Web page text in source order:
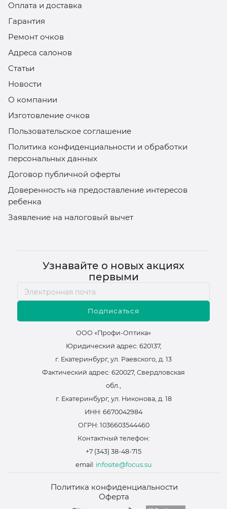
Оплата и доставка
Гарантия
Ремонт очков
Адреса салонов
Статьи
Новости
О компании
Изготовление очков
Пользовательское соглашение
Политика конфиденциальности и обработки
персональных данных
Договор публичной оферты
Доверенность на предоставление интересов
ребенка
Заявление на налоговый вычет
Узнавайте о новых акциях
первыми
Подписаться
ООО «Профи-Оптика»
Юридический адрес: 620137,
г. Екатеринбург, ул. Раевского, д. 13
Фактический адрес: 620027, Свердловская
обл.,
г. Екатеринбург, ул. Никонова, д. 18
ИНН: 6670042984
ОГРН: 1036603544460
Контактный телефон:
+7 (343) 38-48-715
email: infosite@focus.su
Политика конфиденциальности
Оферта